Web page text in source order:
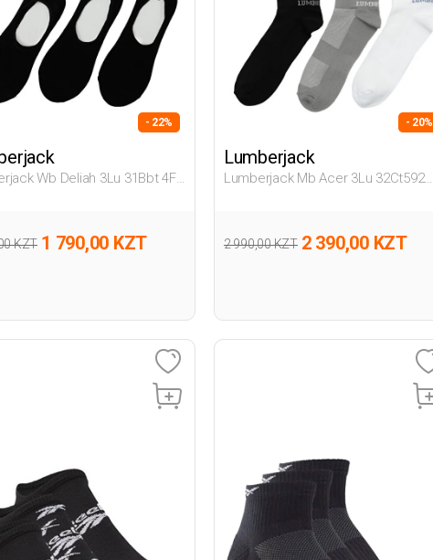
- 22%
Wb Deliah 3Lu 31Bbt 4Fx
KZT 1 790,00 KZT
- 20%
Lumberjack
Lumberjack Mb Acer 3Lu 32Ct592
2 990,00 KZT 2 390,00 KZT